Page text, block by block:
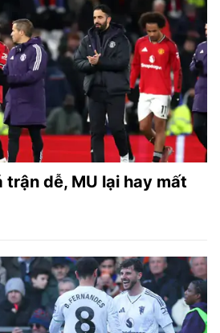
trận dễ, MU lại hay mất